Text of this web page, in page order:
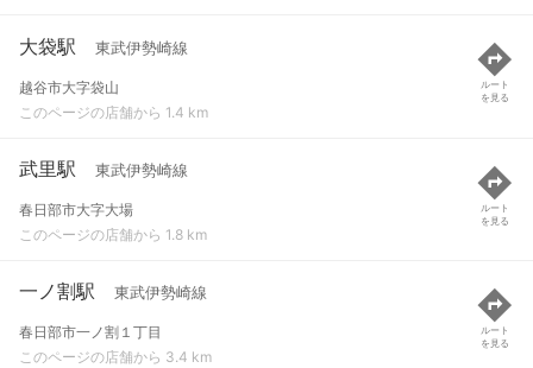
大袋駅 東武伊勢崎線
越谷市大字袋山
このページの店舗から 1.4 km
ルート
を見る
武里駅 東武伊勢崎線
春日部市大字大場
このページの店舗から 1.8 km
ルート
を見る
一ノ割駅 東武伊勢崎線
春日部市一ノ割１丁目
このページの店舗から 3.4 km
ルート
を見る